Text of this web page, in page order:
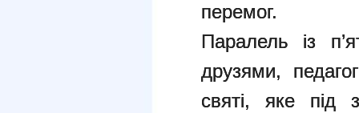
перемог.
Паралель із
друзями,
святі, яке під